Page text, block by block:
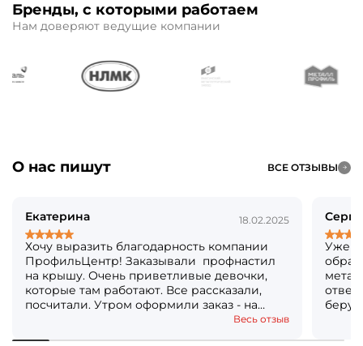
Бренды, с которыми работаем
Нам доверяют ведущие компании
О нас пишут ВСЕ ОТЗЫВЫ
Екатерина 18.02.2025
Хочу выразить благодарность компании
ПрофильЦентр! Заказывали профнастил
на крышу. Очень приветливые девочки,
которые там работают. Все рассказали,
посчитали. Утром оформили заказ - на
следующий день уже все было готово!Весь отзыв
Уже